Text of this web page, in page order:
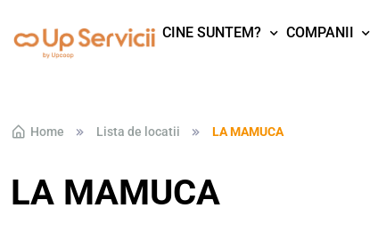
Skip to navigation
Skip to content
CINE SUNTEM? COMPANII
Home Lista de locatii LA MAMUCA
LA MAMUCA